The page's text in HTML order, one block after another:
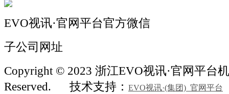
EVO视讯·官网平台官方微信
子公司网址
Copyright © 2023 浙江EVO视讯·官网平台
Reserved.
技术支持： EVO视讯·(集团)_官网平台